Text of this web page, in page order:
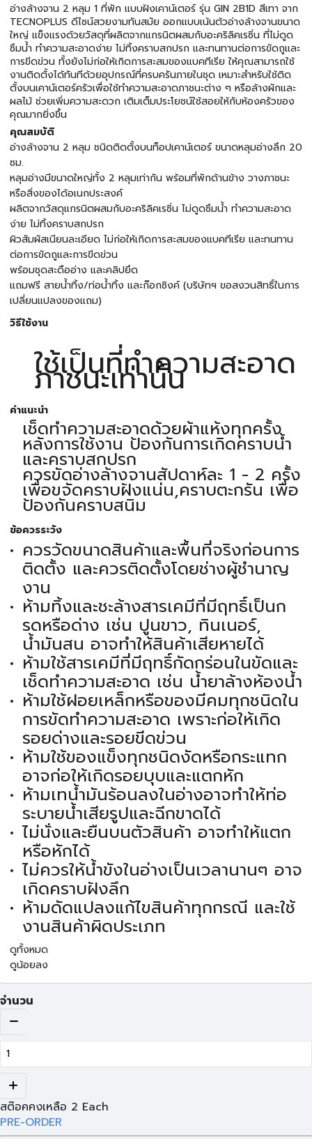
อ่างล้างจาน 2 หลุม 1 ที่พัก แบบฝังเคาน์เตอร์ รุ่น GIN 2B1D สีเทา จาก
TECNOPLUS ดีไซน์สวยงามทันสมัย ออกแบบเน้นต้วอ่างล้างจานขนาด
ใหญ่ แข็งแรงด้วยวัสดุที่ผลิตจากแกรนิตผสมกับอะคริลิคเรซิ่น ที่ไม่ดูด
ซึมน้ำ ทำความสะอาดง่าย ไม่ทิ้งคราบสกปรก และทนทานต่อการขัดถูและ
การขีดข่วน ทั้งยังไม่ก่อให้เกิดการสะสมของแบคทีเรีย ให้คุณสามารถใช้
งานติดตั้งได้ทันทีด้วยอุปกรณ์ที่ครบครันภายในชุด เหมาะสำหรับใช้ติด
ตั้งบนเคาน์เตอร์ครัวเพื่อใช้ทำความสะอาดภาชนะต่าง ๆ หรือล้างผักและ
ผลไม้ ช่วยเพิ่มความสะดวก เติมเต็มประโยชน์ใช้สอยให้กับห้องครัวของ
คุณมากยิ่งขึ้น
คุณสมบัติ
อ่างล้างจาน 2 หลุม ชนิดติดตั้งบนท็อปเคาน์เตอร์ ขนาดหลุมอ่างลึก 20
ซม.
หลุมอ่างมีขนาดใหญ่ทั้ง 2 หลุมเท่ากัน พร้อมที่พักด้านข้าง วางภาชนะ
หรือสิ่งของได้อเนกประสงค์
ผลิตจากวัสดุแกรนิตผสมกับอะคริลิคเรซิ่น ไม่ดูดซึมน้ำ ทำความสะอาด
ง่าย ไม่ทิ้งคราบสกปรก
ผิวสัมผัสเนียนละเอียด ไม่ก่อให้เกิดการสะสมของแบคทีเรีย และทนทาน
ต่อการขัดถูและการขีดข่วน
พร้อมชุดสะดืออ่าง และคลิปยึด
แถมฟรี สายน้ำทิ้ง/ท่อน้ำทิ้ง และก๊อกซิงค์ (บริษัทฯ ขอสงวนสิทธิ์ในการ
เปลี่ยนแปลงของแถม)
วิธีใช้งาน
ใช้เป็นที่ทำความสะอาด
ภาชนะเท่านั้น
คำแนะนำ
เช็ดทำความสะอาดด้วยผ้าแห้งทุกครั้ง
หลังการใช้งาน ป้องกันการเกิดคราบน้ำ
และคราบสกปรก
ควรขัดอ่างล้างจานสัปดาห์ละ 1 - 2 ครั้ง
เพื่อขจัดคราบฝังแน่น,คราบตะกรัน เพื่อ
ป้องกันคราบสนิม
ข้อควรระวัง
ควรวัดขนาดสินค้าและพื้นที่จริงก่อนการ
ติดตั้ง และควรติดตั้งโดยช่างผู้ชำนาญ
งาน
ห้ามทิ้งและชะล้างสารเคมีที่มีฤทธิ์เป็นก
รดหรือด่าง เช่น ปูนขาว, ทินเนอร์,
น้ำมันสน อาจทำให้สินค้าเสียหายได้
ห้ามใช้สารเคมีที่มีฤทธิ์กัดกร่อนในขัดและ
เช็ดทำความสะอาด เช่น น้ำยาล้างห้องน้ำ
ห้ามใช้ฝอยเหล็กหรือของมีคมทุกชนิดใน
การขัดทำความสะอาด เพราะก่อให้เกิด
รอยด่างและรอยขีดข่วน
ห้ามใช้ของแข็งทุกชนิดงัดหรือกระแทก
อาจก่อให้เกิดรอยบุบและแตกหัก
ห้ามเทน้ำมันร้อนลงในอ่างอาจทำให้ท่อ
ระบายน้ำเสียรูปและฉีกขาดได้
ไม่นั่งและยืนบนตัวสินค้า อาจทำให้แตก
หรือหักได้
ไม่ควรให้น้ำขังในอ่างเป็นเวลานานๆ อาจ
เกิดคราบฝังลึก
ห้ามดัดแปลงแก้ไขสินค้าทุกกรณี และใช้
งานสินค้าผิดประเภท
ดูทั้งหมด
ดูน้อยลง
จำนวน
สต๊อคคงเหลือ 2 Each
PRE-ORDER